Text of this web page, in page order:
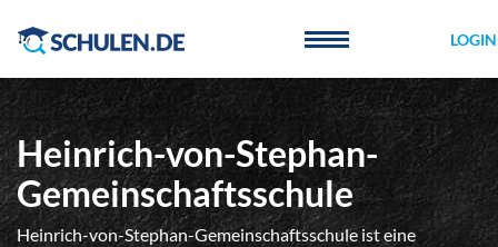
LOGIN
Heinrich-von-Stephan-
Gemeinschaftsschule
Heinrich-von-Stephan-Gemeinschaftsschule ist eine